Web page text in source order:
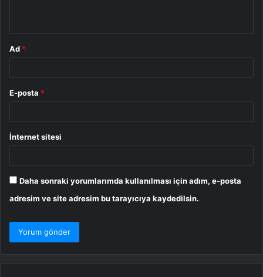
Ad *
E-posta *
İnternet sitesi
Daha sonraki yorumlarımda kullanılması için adım, e-posta
adresim ve site adresim bu tarayıcıya kaydedilsin.